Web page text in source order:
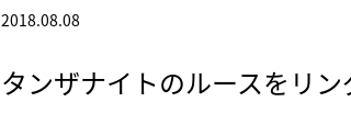
2018.08.08
タンザナイトのルースをリ